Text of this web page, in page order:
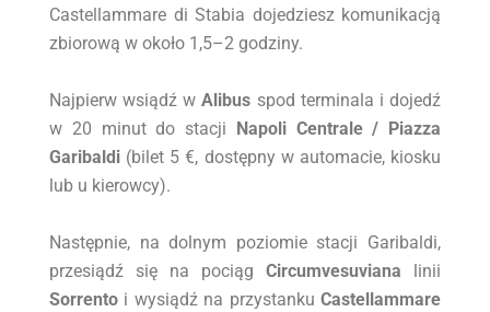
Castellammare di Stabia dojedziesz komunikacją
zbiorową w około 1,5–2 godziny.
Najpierw wsiądź wAlibus spod terminala i dojedź
w 20 minut do stacji
Napoli Centrale / Piazza
Garibaldi (bilet 5 €, dostępny w automacie, kiosku
lub u kierowcy).
Następnie, na dolnym poziomie stacji Garibaldi,
przesiądź się na pociąg Circumvesuviana linii
Sorrento i wysiądź na przystanku Castellammare